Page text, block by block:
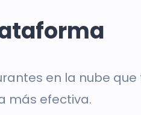
en la nube
más efectiva.